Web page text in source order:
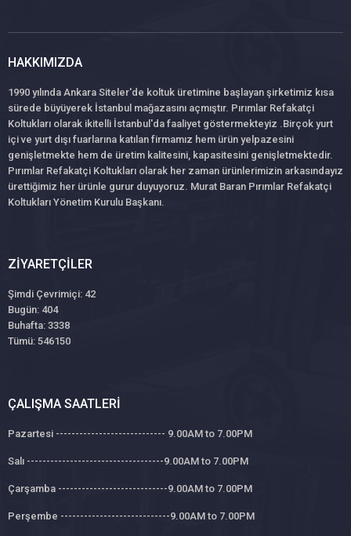
HAKKIMIZDA
1990 yılında Ankara Siteler'de koltuk üretimine başlayan şirketimiz kısa
sürede büyüyerek İstanbul mağazasını açmıştır. Pırımlar Refakatçi
Koltukları olarak ikitelli İstanbul'da faaliyet göstermekteyiz .Birçok yurt
içi ve yurt dışı fuarlarına katılan firmamız hem ürün yelpazesini
genişletmekte hem de üretim kalitesini, kapasitesini genişletmektedir.
Pırımlar Refakatçi Koltukları olarak her zaman ürünlerimizin arkasındayız
ürettiğimiz her ürünle gurur duyuyoruz. Murat Baran Pırımlar Refakatçi
Koltukları Yönetim Kurulu Başkanı.
ZIYARETÇILER
Şimdi Çevrimiçi: 42
Bugün: 404
Buhafta: 3338
Tümü: 546150
ÇALIŞMA SAATLERI
Pazartesi ---------------------------- 9.00AM to 7.00PM
Salı -----------------------------------9.00AM to 7.00PM
Çarşamba ----------------------------9.00AM to 7.00PM
Perşembe ----------------------------9.00AM to 7.00PM